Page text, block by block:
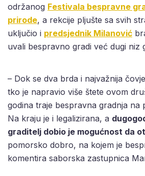
održanog Festivala bespravne
prirode, a rekcije pljušte sa svih
uključio i predsjednik Milanović
uvali bespravno gradi već dugi niz
– Dok se dva brda i najvažnija
tko je napravio više štete ovom
godina traje bespravna gradnja na
Na kraju je i legalizirana, a
graditelj dobio je mogućnost da
pomorsko dobro, na kojem je
komentira saborska zastupnica